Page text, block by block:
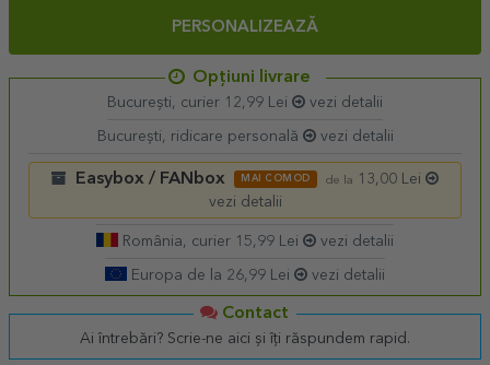
PERSONALIZEAZĂ
Opțiuni livrare
București, curier 12,99 Lei vezi detalii
București, ridicare personală vezi detalii
Easybox / FANbox MAI COMOD de la
13,00 Lei
vezi detalii
România, curier 15,99 Lei vezi detalii
Europa de la 26,99 Lei vezi detalii
Contact
Ai întrebări? Scrie-ne aici și îți răspundem rapid.